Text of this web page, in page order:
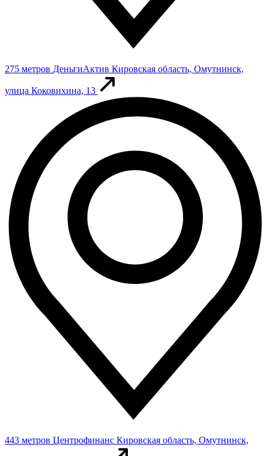
275 метров ДеньгиАктив Кировская область, Омутнинск,
улица Коковихина, 13
443 метров Центрофинанс Кировская область, Омутнинск,